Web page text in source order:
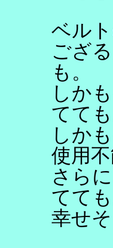
ベル
ござ
も。
しか
てても
しか
使用
さら
てても
幸せ